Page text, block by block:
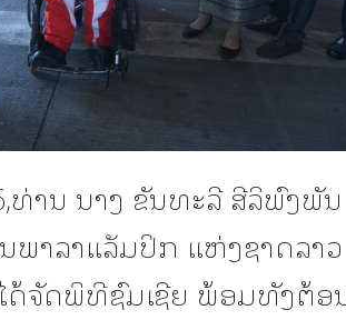
ທ່ານ ນາງ ຂັນທະລີ ສີລິພົງພັນ
ພາລາແລັມປິກ ແຫ່ງຊາດລາ
ດ້ຈັດພິທີຊົມເຊີຍ ພ້ອມທັງຕ້ອ